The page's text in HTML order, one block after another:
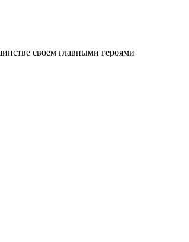
своем главными героями